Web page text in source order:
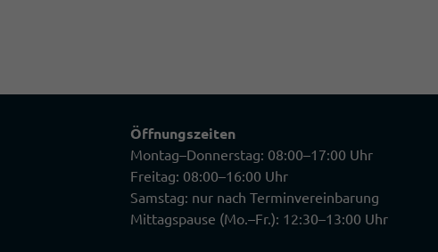
Öffnungszeiten
Montag–Donnerstag: 08:00–17:00 Uhr
Freitag: 08:00–16:00 Uhr
Samstag: nur nach Terminvereinbarung
Mittagspause (Mo.–Fr.): 12:30–13:00 Uhr